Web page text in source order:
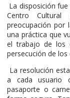
La disposición
Centro
preocupación por
una práctica que
el trabajo de los
persecución de los
La resolución
a cada usuario
pasaporte o